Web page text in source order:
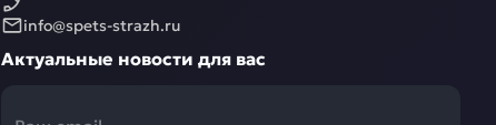
info@spets-strazh.ru
Актуальные новости для вас